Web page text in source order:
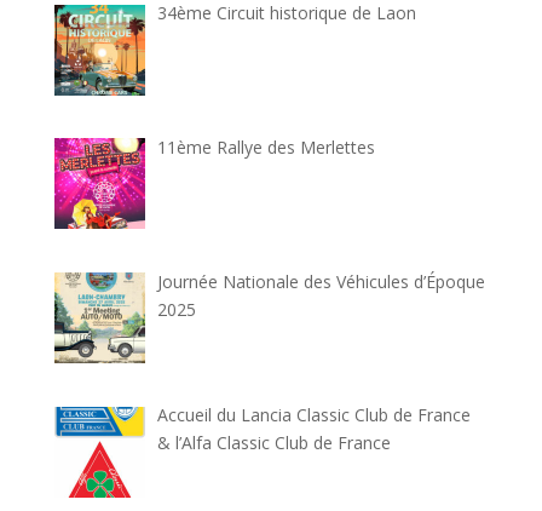
34ème Circuit historique de Laon
11ème Rallye des Merlettes
Journée Nationale des Véhicules d’Époque
2025
Accueil du Lancia Classic Club de France
& l’Alfa Classic Club de France